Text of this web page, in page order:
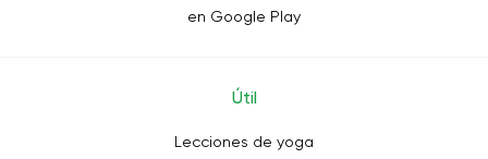
en Google Play
Útil
Lecciones de yoga